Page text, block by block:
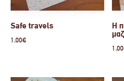
Safe travels
1.00€
Η
1.00